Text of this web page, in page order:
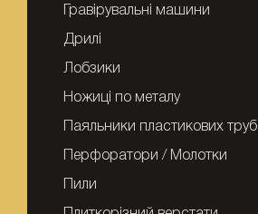
Гравірувальні машини
Дрилі
Лобзики
Ножиці по металу
Паяльники пластикових труб
Перфоратори / Молотки
Пили